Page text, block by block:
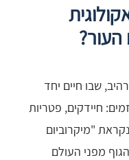
העור?
שבו חיים יחד
חיידקים, פטריות
"מיקרוביום
מפני העולם